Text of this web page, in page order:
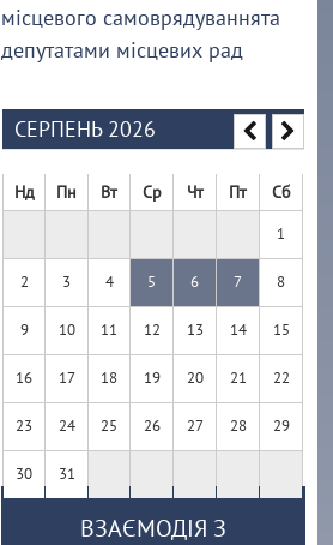
місцевого самоврядуваннята
депутатами місцевих рад
СЕРПЕНЬ 2026
Нд Пн Вт Ср Чт Пт Сб
1
2 3 4 5 6 7 8
9 10 11 12 13 14 15
16 17 18 19 20 21 22
23 24 25 26 27 28 29
30 31
ВЗАЄМОДІЯ З